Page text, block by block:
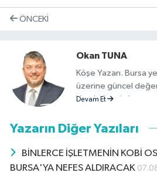
ÖNCEKI
Okan TUNA
Köşe Yazarı. Bursa
üzerine güncel
Yerel yönetimler,
objektif yorumlar.
Devam Et
Yazarın Diğer Yazıları
BİNLERCE İŞLETMENİN KOBİ
BURSA'YA NEFES ALDIRACAK